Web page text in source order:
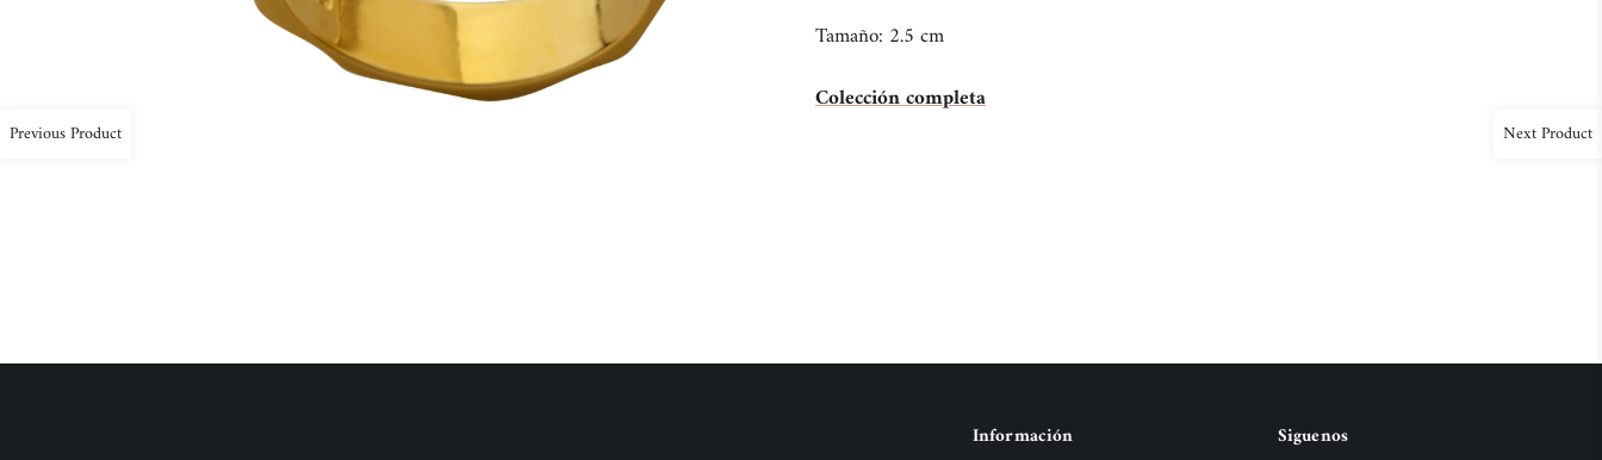
Tamaño: 2.5 cm
Colección completa
Previous Product Next Product
Información Siguenos